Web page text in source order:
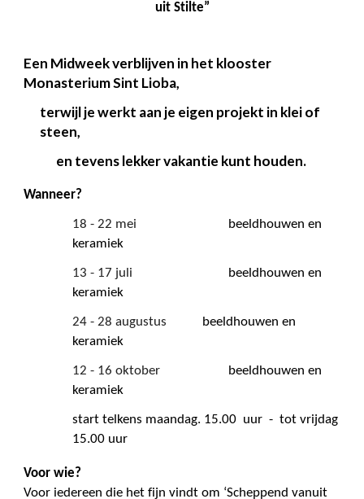
uit Stilte”
Een Midweek verblijven in het klooster
Monasterium Sint Lioba,
terwijl je werkt aan je eigen projekt in klei of
steen,
en tevens lekker vakantie kunt houden.
Wanneer?
18 - 22 mei
beeldhouwen en
keramiek
13 - 17 juli
beeldhouwen en
keramiek
24 - 28 augustus
beeldhouwen en
keramiek
12 - 16 oktober
beeldhouwen en
keramiek
start telkens maandag. 15.00 uur - tot vrijdag
15.00 uur
Voor wie?
Voor iedereen die het fijn vindt om ‘Scheppend vanuit